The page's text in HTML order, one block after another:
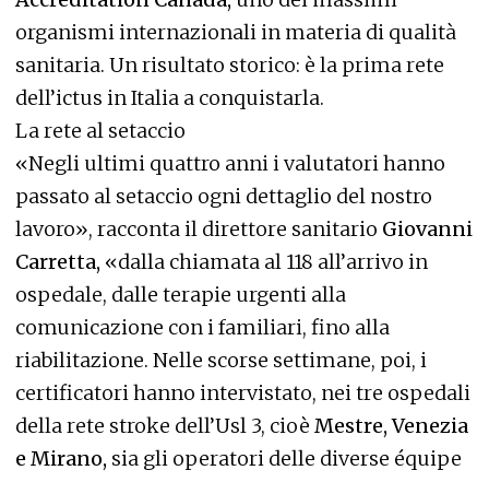
organismi internazionali in materia di qualità
sanitaria. Un risultato storico: è la prima rete
dell’ictus in Italia a conquistarla.
La rete al setaccio
«Negli ultimi quattro anni i valutatori hanno
passato al setaccio ogni dettaglio del nostro
lavoro», racconta il direttore sanitario Giovanni
Carretta, «dalla chiamata al 118 all’arrivo in
ospedale, dalle terapie urgenti alla
comunicazione con i familiari, fino alla
riabilitazione. Nelle scorse settimane, poi, i
certificatori hanno intervistato, nei tre ospedali
della rete stroke dell’Usl 3, cioè Mestre, Venezia
e Mirano, sia gli operatori delle diverse équipe